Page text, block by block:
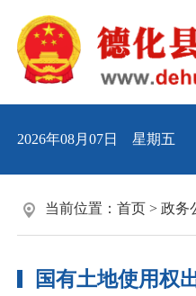
2026年08月07日 星期五
当前位置： 首页 > 政务
国有土地使用权